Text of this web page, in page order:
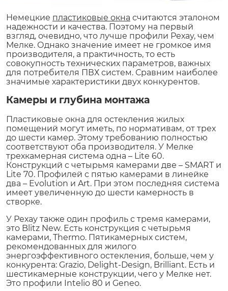
Немецкие пластиковые окна считаются эталоном
надежности и качества. Поэтому на первый
взгляд, очевидно, что лучше профили Рехау, чем
Мелке. Однако значение имеет не громкое имя
производителя, а практичность, то есть
совокупность технических параметров, важных
для потребителя ПВХ систем. Сравним наиболее
значимые характеристики двух конкурентов.
Камеры и глубина монтажа
Пластиковые окна для остекления жилых
помещений могут иметь, по нормативам, от трех
до шести камер. Этому требованию полностью
соответствуют оба производителя. У Мелке
трехкамерная система одна – Lite 60.
Конструкций с четырьмя камерами две – SMART и
Lite 70. Профилей с пятью камерами в линейке
два – Evolution и Art. При этом последняя система
имеет увеличенную до шести камерность в
створке.
У Рехау также один профиль с тремя камерами,
это Blitz New. Есть конструкция с четырьмя
камерами, Thermo. Пятикамерных систем,
рекомендованных для жилого
энергоэффективного остекления, больше, чем у
конкурента: Grazio, Delight-Design, Brilliant. Есть и
шестикамерные конструкции, чего у Мелке нет.
Это профили Intelio 80 и Geneo.